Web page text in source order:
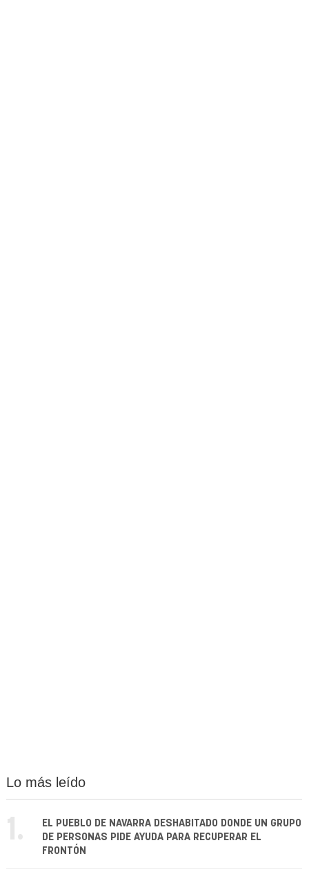
Lo más leído
1.
EL PUEBLO DE NAVARRA DESHABITADO DONDE UN GRUPO
DE PERSONAS PIDE AYUDA PARA RECUPERAR EL
FRONTÓN